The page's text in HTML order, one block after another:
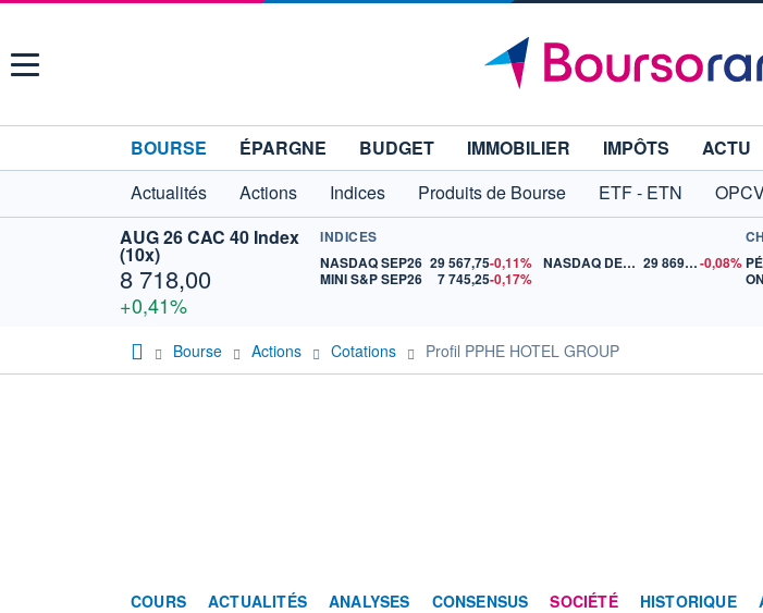
Menu
BOURSE ÉPARGNE BUDGET IMMOBILIER IMPÔTS ACTU
Actualités
Actions Indices Produits de Bourse ETF - ETN
AUG 26 CAC 40 Index
(10x)
8 718,00
+0,41%
INDICES
NASDAQ SEP26 29 567,75-0,11%
MINI S&P SEP26
7 745,25-0,17%
NASDAQ DEC26 29 869,50-0,08%
Bourse Actions Cotations Profil PPHE HOTEL GROUP
COURS ACTUALITÉS ANALYSES CONSENSUS SOCIÉTÉ HISTORIQUE